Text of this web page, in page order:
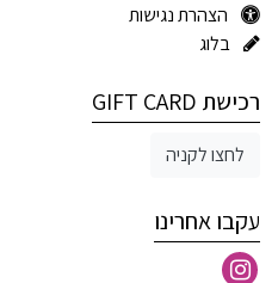
הצהרת נגישות
בלוג
רכישת GIFT CARD
לחצו לקניה
עקבו אחרינו